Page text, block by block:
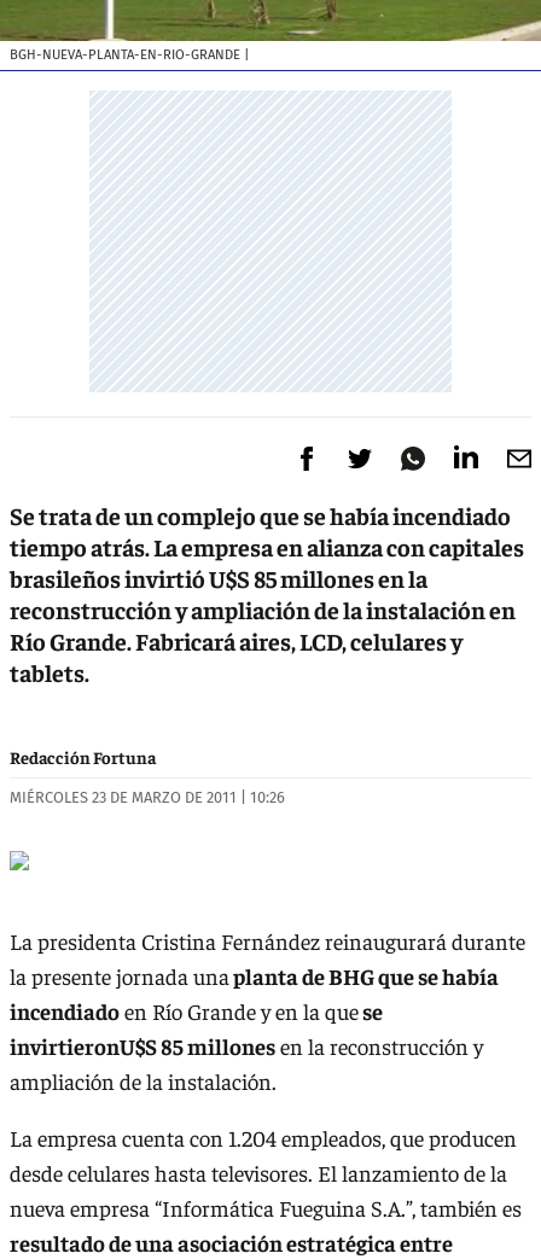
BGH-NUEVA-PLANTA-EN-RIO-GRANDE
Se trata de un complejo que se había incendiado
tiempo atrás. La empresa en alianza con capitales
brasileños invirtió U$S 85 millones en la
reconstrucción y ampliación de la instalación en
Río Grande. Fabricará aires, LCD, celulares y
tablets.
Redacción Fortuna
MIÉRCOLES 23 DE MARZO DE 2011 | 10:26
La presidenta Cristina Fernández reinaugurará durante
la presente jornada unaplanta de BHG que se había
incendiadoen Río Grande y en la quese
invirtieronU$S 85 millonesen la reconstrucción y
ampliación de la instalación.
La empresa cuenta con 1.204 empleados, que producen
desde celulares hasta televisores. El lanzamiento de la
nueva empresa “Informática Fueguina S.A.”, también es
resultado de una asociación estratégica entre